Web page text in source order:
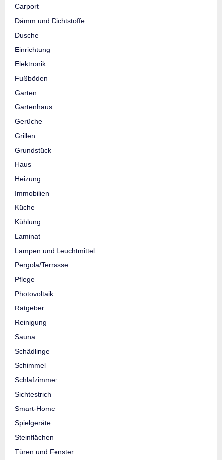
Carport
Dämm und Dichtstoffe
Dusche
Einrichtung
Elektronik
Fußböden
Garten
Gartenhaus
Gerüche
Grillen
Grundstück
Haus
Heizung
Immobilien
Küche
Kühlung
Laminat
Lampen und Leuchtmittel
Pergola/Terrasse
Pflege
Photovoltaik
Ratgeber
Reinigung
Sauna
Schädlinge
Schimmel
Schlafzimmer
Sichtestrich
Smart-Home
Spielgeräte
Steinflächen
Türen und Fenster